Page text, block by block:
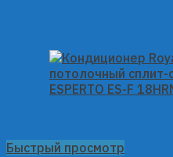
Быстрый просмотр